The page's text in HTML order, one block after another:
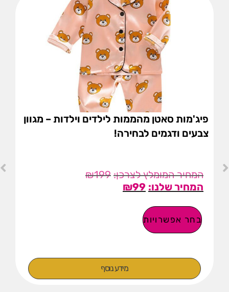
פיג'מות סאטן מהממות לילדים וילדות – מגוון
צבעים ודגמים לבחירה!
₪199
₪99
בחר אפשרויות
מידע נוסף